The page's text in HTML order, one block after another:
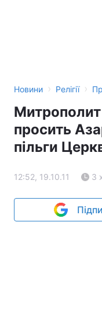
Новини › Релігії ›
просить
пільги
12:52, 19.10.11 3